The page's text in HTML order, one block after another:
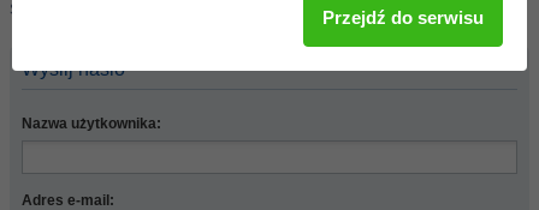
Skocz do:
Wyślij hasło
Nazwa użytkownika:
Adres e-mail:
Przejdź do serwisu